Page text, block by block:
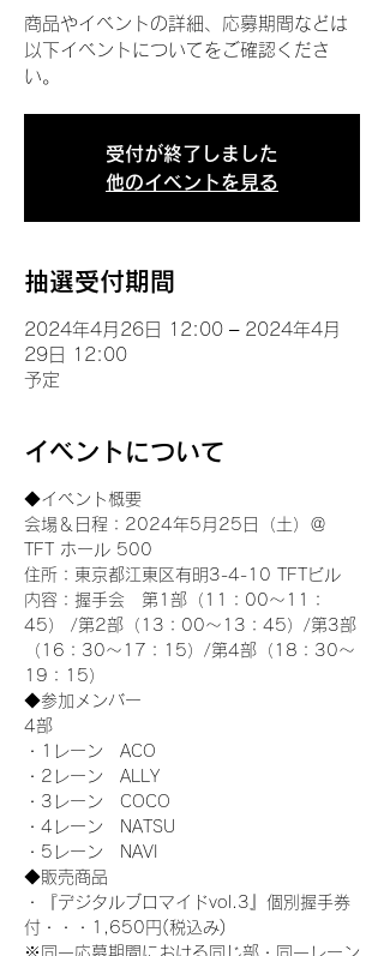
商品やイベントの詳細、応募期間などは
以下イベントについてをご確認くださ
い。
受付が終了しました
他のイベントを見る
抽選受付期間
2024年4月26日 12:00 – 2024年4月
29日 12:00
予定
イベントについて
◆イベント概要
会場＆日程：2024年5月25日（土）＠
TFT ホール 500
住所：東京都江東区有明3-4-10 TFTビル
内容：握手会　第1部（11：00～11：
45） /第2部（13：00～13：45）/第3部
（16：30～17：15）/第4部（18：30～
19：15）
◆参加メンバー
4部
・1レーン　ACO
・2レーン　ALLY
・3レーン　COCO
・4レーン　NATSU
・5レーン　NAVI
◆販売商品
・『デジタルブロマイドvol.3』個別握手券
付・・・1,650円(税込み)
※同一応募期間における同じ部・同一レーン